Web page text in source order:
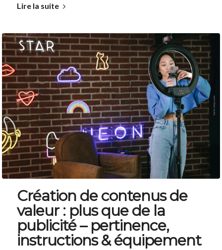
Lire la suite
Création de contenus de
valeur : plus que de la
publicité – pertinence,
instructions & équipement